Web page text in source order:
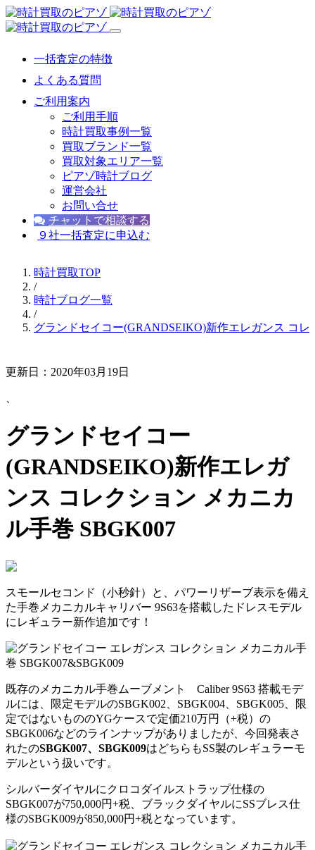
一括査定の特徴
よくある質問
ご利用案内
ご利用手順
時計買取事例一覧
買取ブランド一覧
買取対象エリア一覧
ピアゾ時計ブログ
運営会社
お問い合せ
チャットで相談する
９社一括査定に申込む
時計買取TOP
/
時計ブログ一覧
/
グランドセイコー(GRANDSEIKO)新作エレガンス コレ
更新日：2020年03月19日
グランドセイコー
(GRANDSEIKO)新作エレガ
ンス コレクション メカニカ
ル手巻 SBGK007
スモールセコンド（小秒針）と、パワーリザーブ表示を備え
た手巻メカニカルキャリバー 9S63を搭載したドレスモデル
にレギュラー新作追加です！
既存のメカニカル手巻ムーブメント Caliber 9S63 搭載モデ
ルには、限定モデルのSBGK002、SBGK004、SBGK005、限
定ではないもののYGケースで定価210万円（+税）の
SBGK006などのラインナップがありましたが、今回発表さ
れたのSBGK007、SBGK009はどちらもSS製のレギュラーモ
デルという扱いです。
シルバーダイヤルにクロコダイルストラップ仕様の
SBGK007が750,000円+税、ブラックダイヤルにSSブレス仕
様のSBGK009が850,000円+税となっています。